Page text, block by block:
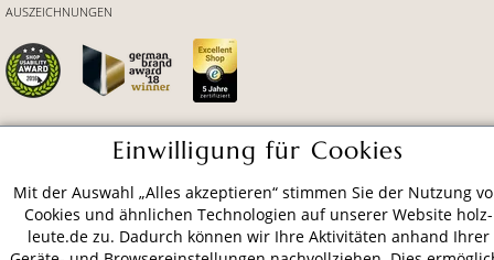
VERSAND
AUSZEICHNUNGEN
Einwilligung für Cookies
Mit der Auswahl „Alles akzeptieren“ stimmen Sie der Nutzung
Cookies und ähnlichen Technologien auf unserer Website holz-
leute.de zu. Dadurch können wir Ihre Aktivitäten anhand Ihrer